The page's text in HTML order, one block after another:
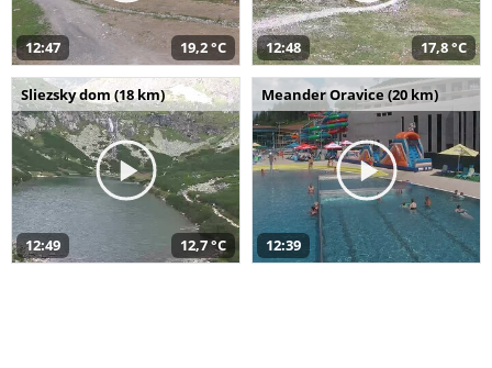
12:47 19,2 °C 12:48 17,8 °C
Sliezsky dom (18 km)
12:49 12,7 °C
Meander Oravice (20 km)
12:39